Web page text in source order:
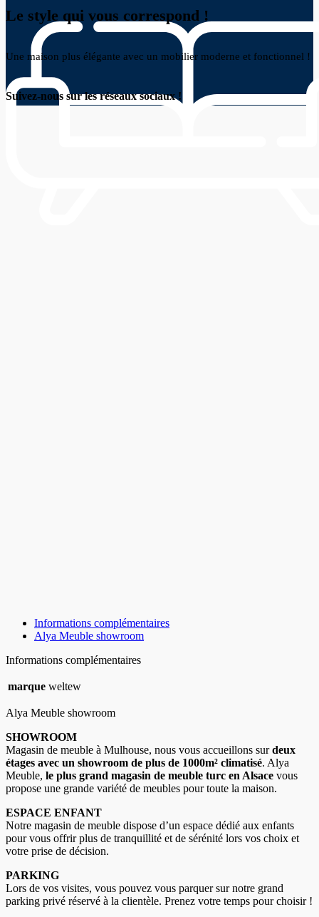
Le style qui vous correspond !
Une maison plus élégante avec un mobilier moderne et fonctionnel !
Suivez-nous sur les réseaux sociaux !
Informations complémentaires
Alya Meuble showroom
Informations complémentaires
marque weltew
Alya Meuble showroom
SHOWROOM
Magasin de meuble à Mulhouse, nous vous accueillons surdeux
étages avec un showroom de plus de 1000m² climatisé. Alya
Meuble, le plus grand magasin de meuble turc en Alsace vous
propose une grande variété de meubles pour toute la maison.
ESPACE ENFANT
Notre magasin de meuble dispose d’un espace dédié aux enfants
pour vous offrir plus de tranquillité et de sérénité lors vos choix et
votre prise de décision.
PARKING
Lors de vos visites, vous pouvez vous parquer sur notre grand
parking privé réservé à la clientèle. Prenez votre temps pour choisir !